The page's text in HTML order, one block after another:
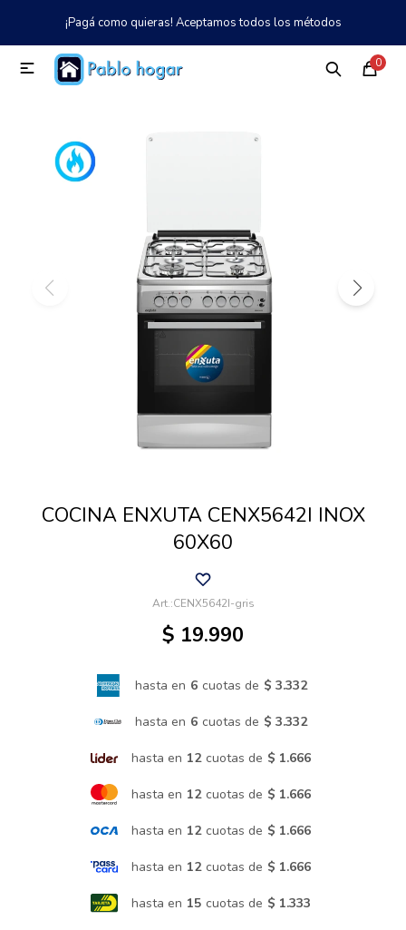
¡Pagá como quieras! Aceptamos todos los métodos
0

COCINA ENXUTA CENX5642I INOX
60X60
CENX5642I-gris
$ 19.990
hasta en 6 cuotas de $ 3.332
hasta en 6 cuotas de $ 3.332
hasta en 12 cuotas de $ 1.666
hasta en 12 cuotas de $ 1.666
hasta en 12 cuotas de $ 1.666
hasta en 12 cuotas de $ 1.666
hasta en 15 cuotas de $ 1.333
MI CUENTA
Catálogo Tienda 097 997 042
Climatización
Tecnología
Muebles de exterior
Lavado y secado
Bicicletas y más